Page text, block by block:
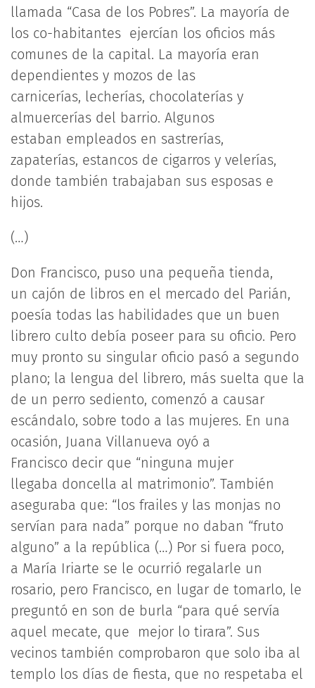
llamada “Casa de los Pobres”. La mayoría de
los co-habitantes ejercían los oficios más
comunes de la capital. La mayoría eran
dependientes y mozos de las
carnicerías, lecherías, chocolaterías y
almuercerías del barrio. Algunos
estaban empleados en sastrerías,
zapaterías, estancos de cigarros y velerías,
donde también trabajaban sus esposas e
hijos.
(…)
Don Francisco, puso una pequeña tienda,
un cajón de libros en el mercado del Parián,
poesía todas las habilidades que un buen
librero culto debía poseer para su oficio. Pero
muy pronto su singular oficio pasó a segundo
plano; la lengua del librero, más suelta que la
de un perro sediento, comenzó a causar
escándalo, sobre todo a las mujeres. En una
ocasión, Juana Villanueva oyó a
Francisco decir que “ninguna mujer
llegaba doncella al matrimonio”. También
aseguraba que: “los frailes y las monjas no
servían para nada” porque no daban “fruto
alguno” a la república (…) Por si fuera poco,
a María Iriarte se le ocurrió regalarle un
rosario, pero Francisco, en lugar de tomarlo, le
preguntó en son de burla “para qué servía
aquel mecate, que mejor lo tirara”. Sus
vecinos también comprobaron que solo iba al
templo los días de fiesta, que no respetaba el